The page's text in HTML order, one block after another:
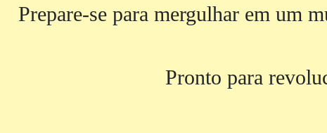
Prepare-se para mergulhar em um
Pronto para